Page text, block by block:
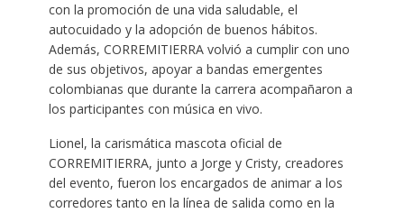
con la promoción de una vida saludable, el
autocuidado y la adopción de buenos hábitos.
Además, CORREMITIERRA volvió a cumplir con uno
de sus objetivos, apoyar a bandas emergentes
colombianas que durante la carrera acompañaron a
los participantes con música en vivo.
Lionel, la carismática mascota oficial de
CORREMITIERRA, junto a Jorge y Cristy, creadores
del evento, fueron los encargados de animar a los
corredores tanto en la línea de salida como en la